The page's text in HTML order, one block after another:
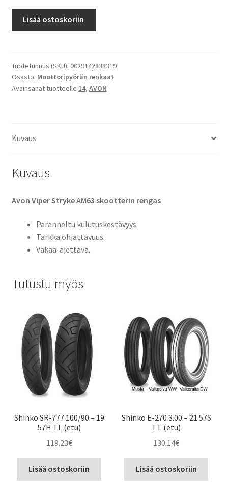
Stryke
90/90
-
(etu/taka)
Lisää ostoskoriin
Tuotetunnus (SKU): 0029142838319
Osasto: Moottoripyörän renkaat
Avainsanat tuotteelle 14, AVON
Kuvaus
Kuvaus
Avon Viper Stryke AM63 skootterin rengas
Paranneltu kulutuskestävyys.
Tarkka ohjattavuus.
Vakaa-ajettava.
Tutustu myös
Shinko SR-777 100/90 – 19
57H TL (etu)
119.23€
Lisää ostoskoriin
Shinko E-270 3.00 – 21 57S
TT (etu)
130.14€
Lisää ostoskoriin